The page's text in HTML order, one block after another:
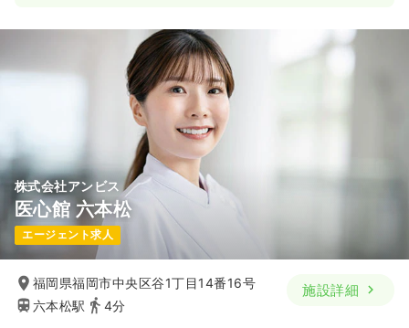
株式会社アンビス
医心館 六本松
エージェント求人
福岡県福岡市中央区谷1丁目14番16号
六本松駅
4分
施設詳細